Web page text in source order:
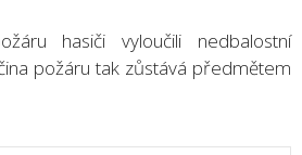
hasiči vyloučili nedbalostní
požáru tak zůstává předmětem